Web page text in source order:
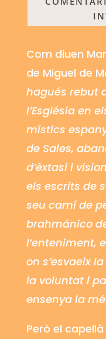
Com diuen
de Miguel de
hagués rebut
l’Església en
místics
de Sales,
d’èxtasi i
els escrits de
seu camí de
brahmánico
l’enteniment,
on s’esvaeix
la voluntat i
ensenya la
Però el capellà